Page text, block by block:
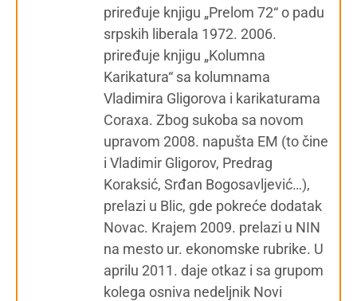
priređuje knjigu „Prelom 72“ o padu
srpskih liberala 1972. 2006.
priređuje knjigu „Kolumna
Karikatura“ sa kolumnama
Vladimira Gligorova i karikaturama
Coraxa. Zbog sukoba sa novom
upravom 2008. napušta EM (to čine
i Vladimir Gligorov, Predrag
Koraksić, Srđan Bogosavljević…),
prelazi u Blic, gde pokreće dodatak
Novac. Krajem 2009. prelazi u NIN
na mesto ur. ekonomske rubrike. U
aprilu 2011. daje otkaz i sa grupom
kolega osniva nedeljnik Novi